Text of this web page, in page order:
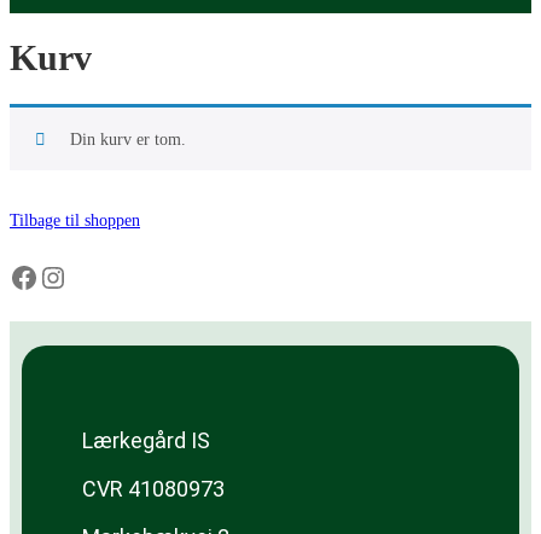
Kurv
Din kurv er tom.
Tilbage til shoppen
Lærkegård IS
CVR 41080973